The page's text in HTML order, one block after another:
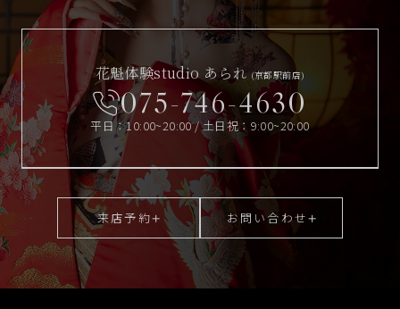
花魁体験studio あられ (京都駅前店)
075-746-4630
平日：10:00~20:00 / 土日祝：9:00~20:00
来店予約 お問い合わせ